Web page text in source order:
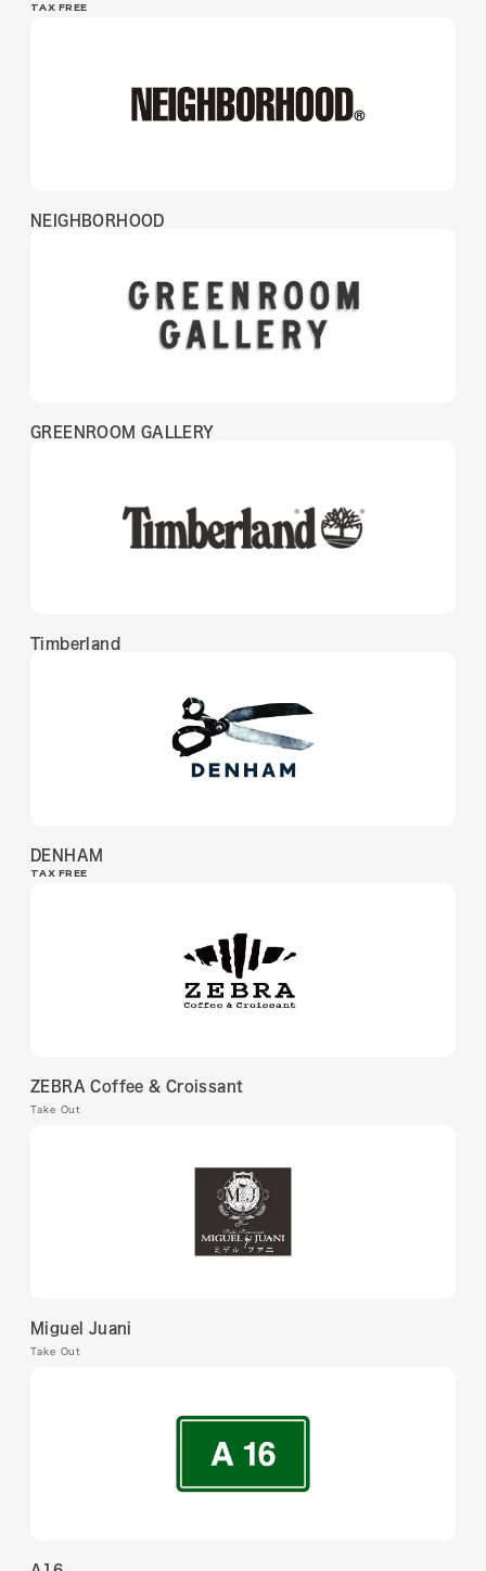
TAX FREE
NEIGHBORHOOD
GREENROOM GALLERY
Timberland
DENHAM
TAX FREE
ZEBRA Coffee & Croissant
Take Out
Miguel Juani
Take Out